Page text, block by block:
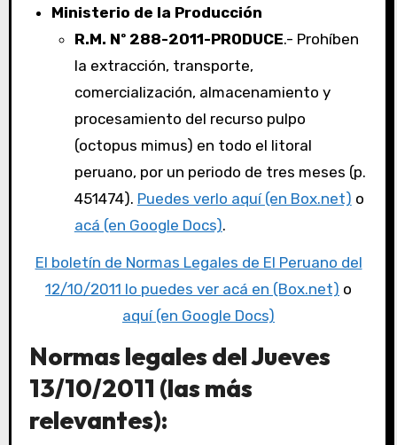
Ministerio de la Producción
R.M. Nº 288-2011-PRODUCE.- Prohíben
la extracción, transporte,
comercialización, almacenamiento y
procesamiento del recurso pulpo
(octopus mimus) en todo el litoral
peruano, por un periodo de tres meses (p.
451474). Puedes verlo aquí (en Box.net) o
acá (en Google Docs).
El boletín de Normas Legales de El Peruano del
12/10/2011 lo puedes ver acá en (Box.net) o
aquí (en Google Docs)
Normas legales del Jueves
13/10/2011 (las más
relevantes):